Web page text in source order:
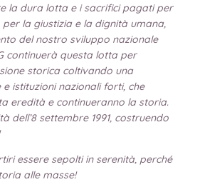
la dura lotta e i sacrifici pagati per
la giustizia e la dignità umana,
del nostro sviluppo nazionale
continuerà questa lotta per
storica coltivando una
istituzioni nazionali forti, che
eredità e continueranno la storia.
dell’8 settembre 1991, costruendo
essere sepolti in serenità, perché
alle masse!